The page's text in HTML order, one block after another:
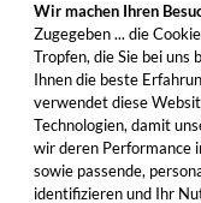
Wir machen Ihren
Zugegeben ... die
Tropfen, die Sie bei
Ihnen die beste
verwendet diese
Technologien, damit
wir deren Performance
sowie passende,
identifizieren und Ihr